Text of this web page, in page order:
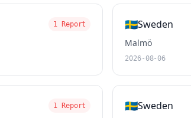
1 Report 🇸🇪Sweden
Malmö
2026-08-06
1 Report 🇸🇪Sweden